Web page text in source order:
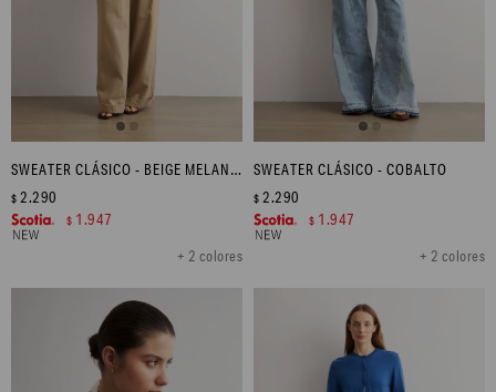
SWEATER CLÁSICO - BEIGE MELANGE
+ 2 colores
$ 2.290
$ 1.947
SWEATER CLÁSICO - COBALTO
+ 2 colores
$ 2.290
$ 1.947